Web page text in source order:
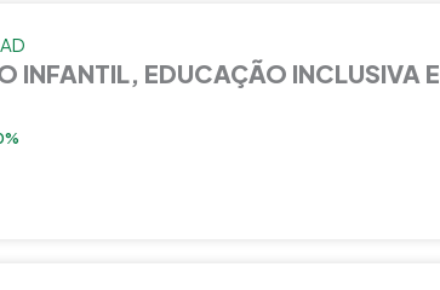
INFANTIL, EDUCAÇÃO INCLUSIVA E